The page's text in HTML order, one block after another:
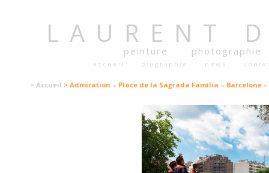
LAURENT
peinture photographie
accueil biographie news
> Accueil > Admiration – Place de la Sagrada Família – Barcelone